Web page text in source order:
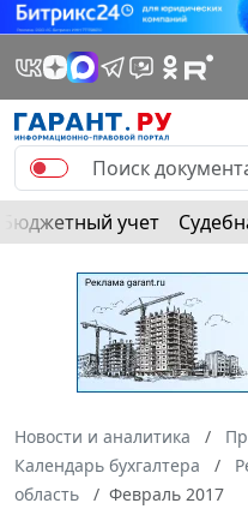
Бюджетный учет
Новости и аналитика
Календарь бухгалтера
область
Февраль 2017